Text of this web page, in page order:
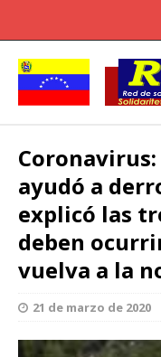
ayudó a
explicó las
deben
vuelva a la
21 de marzo de 2020